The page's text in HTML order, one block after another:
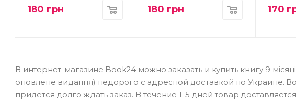
180 грн 180 грн 170
В интернет-магазине Book24 можно заказать и купить книгу 9
оновлене видання) недорого с адресной доставкой по Украине.
придется долго ждать заказ. В течение 1-5 дней товар